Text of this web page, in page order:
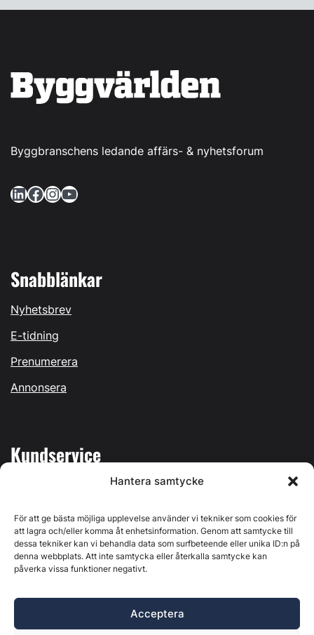
Hantera samtycke
För att ge bästa möjliga upplevelse använder vi tekniker som cookies för
att lagra och/eller komma åt enhetsinformation. Genom att samtycke till
dessa tekniker kan vi behandla data som surfbeteende eller unika ID:n på
denna webbplats. Att inte samtycka eller återkalla samtycke kan
påverka vissa funktioner negativt.
Acceptera
Byggbranschens ledande affärs- & nyhetsforum
LinkedIn Facebook InstagramYouTube
Snabblänkar
Nyhetsbrev
E-tidning
Prenumerera
Annonsera
Kundservice
Kontakta oss
Östernäsvägen 1, 827 32 Ljusdal, org.nr: 556625-6425 -
Ansvarig utgivare: Henrik Ekberg. Innehållet på denna
webbplats är upphovsrättsligt skyddat. Ange källa vid citering.